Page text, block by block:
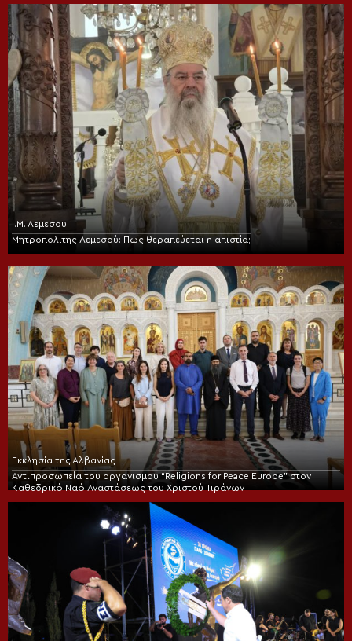
Ι.Μ. Λεμεσού
Μητροπολίτης Λεμεσού: Πως θεραπεύεται η απιστία;
Εκκλησία της Αλβανίας
Αντιπροσωπεία του οργανισμού “Religions for Peace Europe” στον
Καθεδρικό Ναό Αναστάσεως του Χριστού Τιράνων